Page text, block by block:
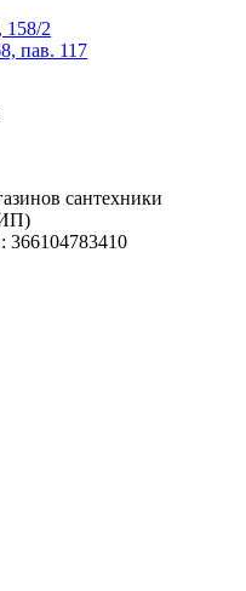
158/2
пав. 117
сантехники